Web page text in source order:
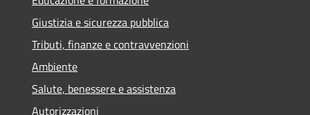
Giustizia e sicurezza pubblica
Tributi, finanze e contravvenzioni
Ambiente
Salute, benessere e assistenza
Autorizzazioni